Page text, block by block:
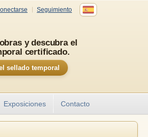
Seguimiento
y descubra el
certificado.
sellado temporal
Exposiciones Contacto